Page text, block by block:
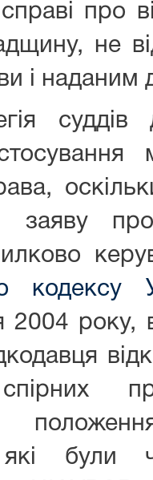
справі про
не
і наданим
заяву
кодексу
2004
які